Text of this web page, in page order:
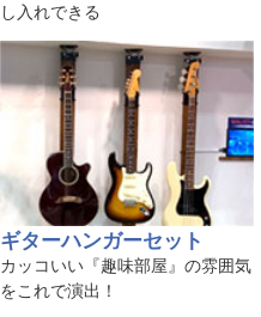
し入れできる
ギターハンガーセット
カッコいい『趣味部屋』の雰囲気
をこれで演出！